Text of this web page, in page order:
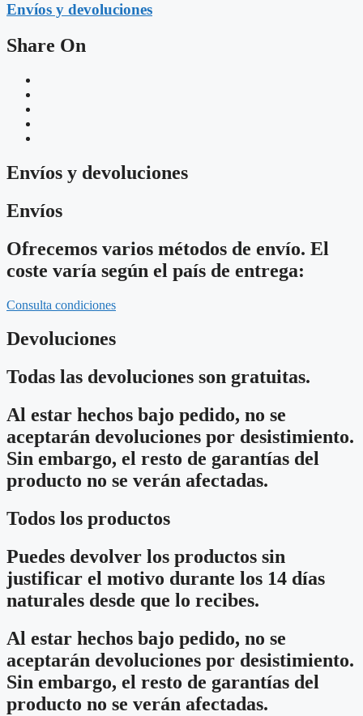
Envíos y devoluciones
Share On
Envíos y devoluciones
Envíos
Ofrecemos varios métodos de envío. El
coste varía según el país de entrega:
Consulta condiciones
Devoluciones
Todas las devoluciones son gratuitas.
Al estar hechos bajo pedido, no se
aceptarán devoluciones por desistimiento.
Sin embargo, el resto de garantías del
producto no se verán afectadas.
Todos los productos
Puedes devolver los productos sin
justificar el motivo durante los 14 días
naturales desde que lo recibes.
Al estar hechos bajo pedido, no se
aceptarán devoluciones por desistimiento.
Sin embargo, el resto de garantías del
producto no se verán afectadas.